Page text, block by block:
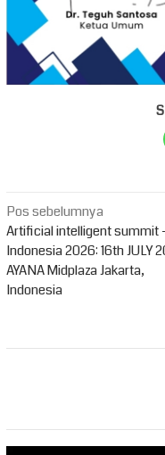
Navigasi
pos
Pos sebelumnya
Artificial intelligent summit
Indonesia 2026: 16th JULY
AYANA Midplaza Jakarta,
Indonesia